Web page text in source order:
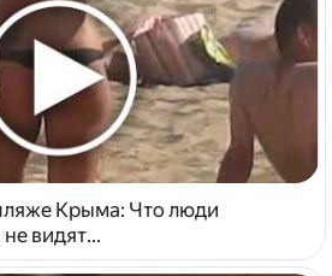
Крыма: Что люди
видят...